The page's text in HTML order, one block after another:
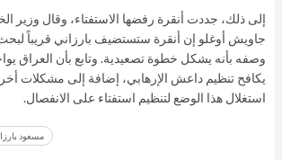
إلى ذلك، جددت أنقرة رفضها الاستفتاء، وقال وزير
جاويش أوغلو إن أنقرة ستستضيف بارزاني قريباً
وصفه بأنه يشكل خطوة تصعيدية. وتابع بأن العراق
يكافح تنظيم داعش الإرهابي، إضافة إلى مشكلات
استغلال هذا الوضع لتنظيم استفتاء على الانفصال.
مسعود